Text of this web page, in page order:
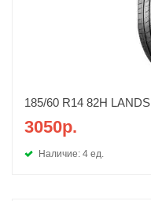
185/60 R14 82H
3050р.
Наличие: 4 ед.